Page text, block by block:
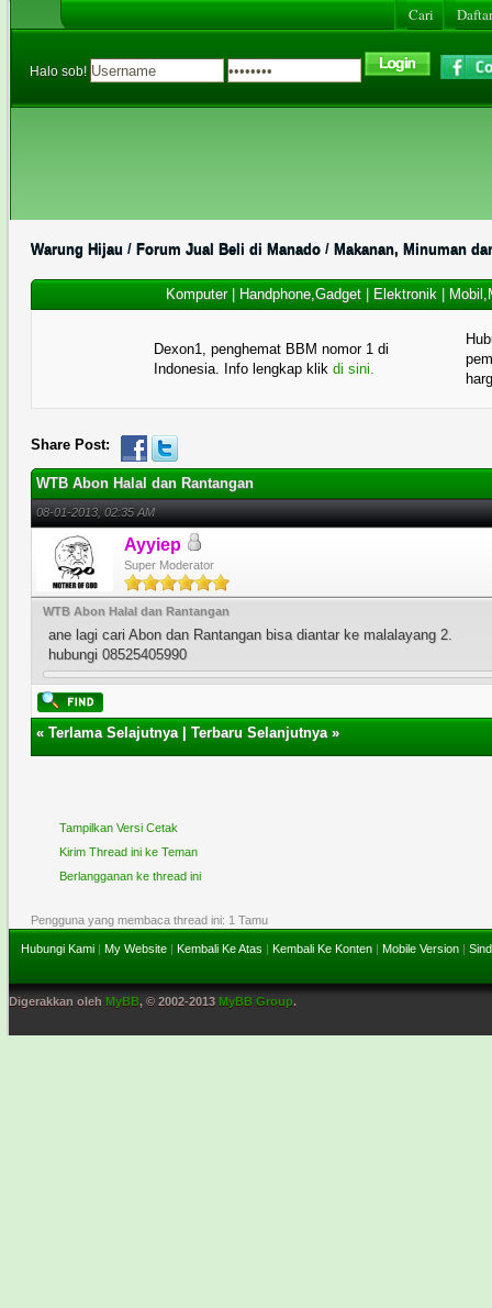
Cari
Halo sob!
Warung Hijau / Forum Jual Beli di Manado / Makanan, Minuman
Komputer| Handphone,Gadget| Elektronik|
Dexon1, penghemat BBM nomor 1 di
Indonesia. Info lengkap klik di sini.
Share Post:
WTB Abon Halal dan Rantangan
08-01-2013, 02:35 AM
Ayyiep
Super Moderator
WTB Abon Halal dan Rantangan
ane lagi cari Abon dan Rantangan bisa diantar ke malalayang 2.
hubungi 08525405990
«Terlama Selajutnya|Terbaru Selanjutnya»
Tampilkan Versi Cetak
Kirim Thread ini ke Teman
Berlangganan ke thread ini
Pengguna yang membaca thread ini: 1 Tamu
Hubungi Kami | My Website | Kembali Ke Atas | Kembali Ke Konten | Mobile Version |
Digerakkan oleh MyBB, © 2002-2013 MyBB Group.